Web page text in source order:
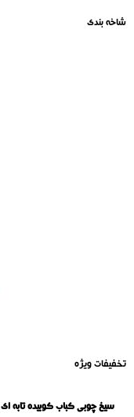
شاخه بندی
تخفیفات ویژه
سیخ چوبی کباب کوبیده تابه ای